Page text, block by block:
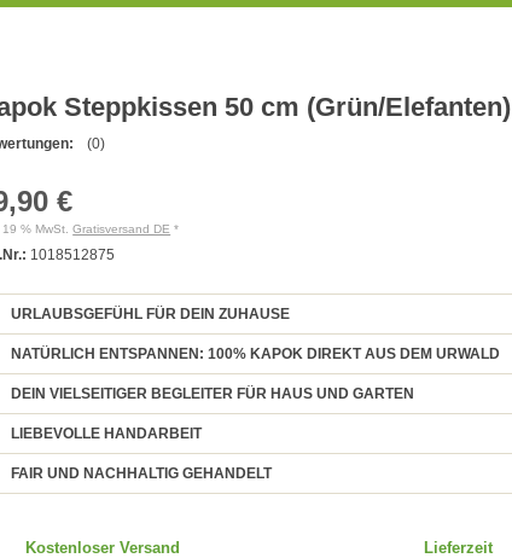
Steppkissen 50 cm (Grün/Elefanten)
(0)
€
19 % MwSt.Gratisversand DE *
1018512875
URLAUBSGEFÜHL FÜR DEIN ZUHAUSE
NATÜRLICH ENTSPANNEN: 100% KAPOK DIREKT AUS DEM URWALD
DEIN VIELSEITIGER BEGLEITER FÜR HAUS UND GARTEN
LIEBEVOLLE HANDARBEIT
FAIR UND NACHHALTIG GEHANDELT
Kostenloser Versand
Lieferzeit